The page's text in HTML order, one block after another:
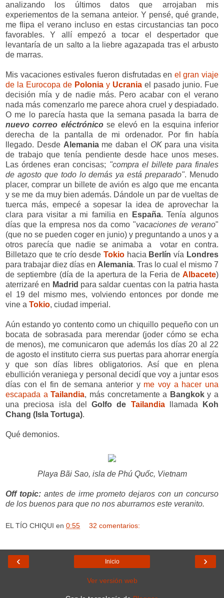
analizando los últimos datos que arrojaban mis
experiementos de la semana anteior. Y pensé, qué grande,
me flipa el verano incluso en estas circustancias tan poco
favorables. Y allí empezó a tocar el despertador que
levantaría de un salto a la liebre agazapada tras el arbusto
de marras.
Mis vacaciones estivales fueron disfrutadas en el gran viaje
de la Eurocopa de Polonia y Ucrania el pasado junio. Fue
decisión mía y de nadie más. Pero acabar con el verano
nada más comenzarlo me parece ahora cruel y despiadado.
O me lo parecía hasta que la semana pasada la barra de
nuevo correo eléctrónicose elevó en la esquina inferior
derecha de la pantalla de mi ordenador. Por fin había
llegado. Desde Alemania me daban el OKpara una visita
de trabajo que tenía pendiente desde hace unos meses.
Las órdenes eran concisas; "compra el billete para finales
de agosto que todo lo demás ya está preparado". Menudo
placer, comprar un billete de avión es algo que me encanta
y se me da muy bien además. Dándole un par de vueltas de
tuerca más, empecé a sopesar la idea de aprovechar la
clara para visitar a mi familia en
España. Tenía algunos
días que la empresa nos da como "vacaciones de verano"
(que no se pueden coger en junio) y preguntando a unos y a
otros parecía que nadie se animaba a votar en contra.
Billetazo que te crío desde Tokiohacia Berlín vía Londres
para trabajar diez días en Alemania. Tras lo cual el mismo 7
de septiembre (día de la apertura de la Feria de Albacete)
aterrizaré en Madrid para saldar cuentas con la patria hasta
el 19 del mismo mes, volviendo entonces por donde me
vine a Tokio, ciudad imperial.
Aún estando yo contento como un chiquillo pequeño con un
bocata de sobrasada para merendar (joder cómo se echa
de menos), me comunicaron que además los días 20 al 22
de agosto el instituto cierra sus puertas para ahorrar energía
y que son días libres obligatorios. Así que en plena
ebullición veraniega y personal decidí que voy a juntar esos
días con el fin de semana anterior y me voy a hacer una
escapada aTailandia, más concretamente a Bangkoky a
una preciosa isla del Golfo de Tailandiallamada
Koh
Chang (Isla Tortuga).
Qué demonios.
Playa Bãi Sao, isla de Phú Quốc, Vietnam
Off topic: antes de irme prometo dejaros con un concurso
de los buenos para que no nos aburramos este veranito.
EL TÍO CHIQUI en 0:55 32 comentarios:
‹ ›
Inicio
Ver versión web